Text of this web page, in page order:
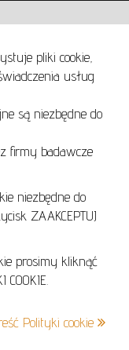
pliki cookie,
usług
są niezbędne do
firmy badawcze
niezbędne do
ZAAKCEPTUJ
prosimy kliknąć
Polityki cookie